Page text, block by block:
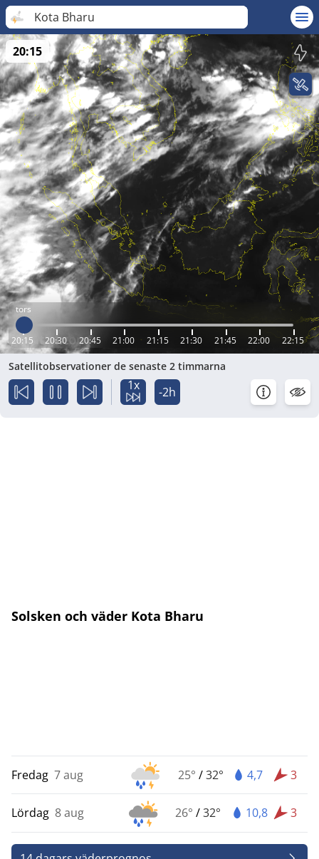
Kota Bharu
tors
20:15 20:30 20:45 21:00 21:15 21:30 21:45 22:00 22:15
20:15
Satellitobservationer de senaste 2 timmarna
1x -2h
Solsken och väder Kota Bharu
Fredag 7 aug 25° /32° 4,7 3
Lördag 8 aug 26° /32° 10,8 3